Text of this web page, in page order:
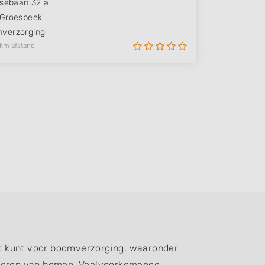
32 a
Groesbeek
afstand
voor boomverzorging, waaronder